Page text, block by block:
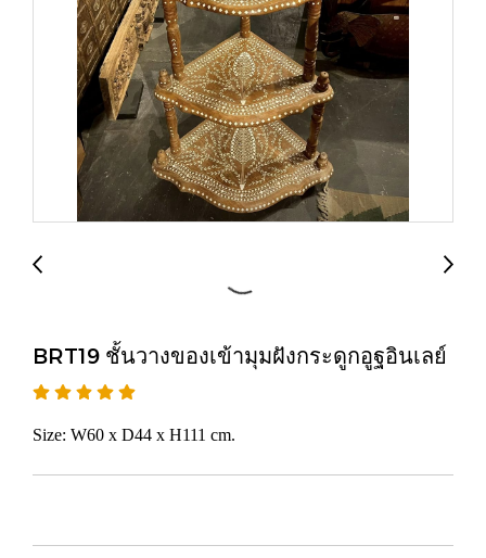
BRT19 ชั้นวางของเข้ามุมฝังกระดูกอูฐอินเลย์
Size: W60 x D44 x H111 cm.